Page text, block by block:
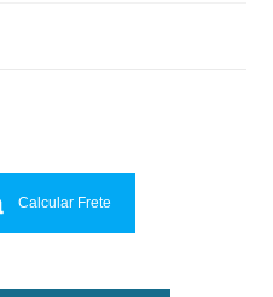
Calcular Frete